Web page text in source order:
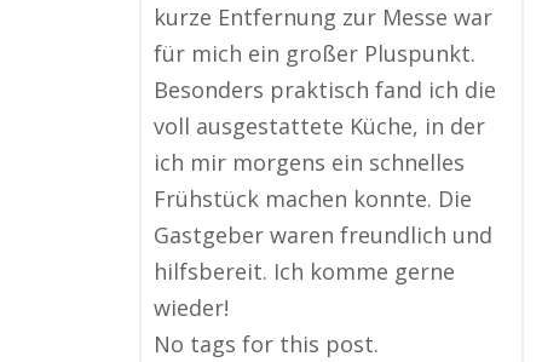
kurze Entfernung zur Messe war
für mich ein großer Pluspunkt.
Besonders praktisch fand ich die
voll ausgestattete Küche, in der
ich mir morgens ein schnelles
Frühstück machen konnte. Die
Gastgeber waren freundlich und
hilfsbereit. Ich komme gerne
wieder!
No tags for this post.